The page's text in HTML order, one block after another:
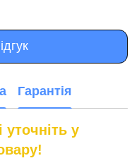
Гарантія
у